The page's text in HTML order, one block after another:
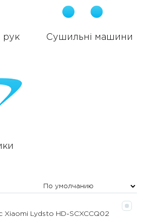
рук Сушильні машини
Xiaomi Lydsto HD-SCXCCQ02